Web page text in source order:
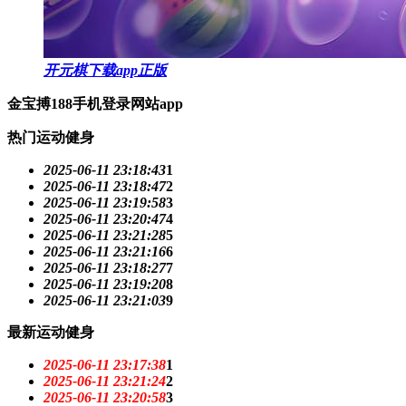
开元棋下载app正版
金宝搏188手机登录网站app
热门运动健身
2025-06-11 23:18:431
2025-06-11 23:18:472
2025-06-11 23:19:583
2025-06-11 23:20:474
2025-06-11 23:21:285
2025-06-11 23:21:166
2025-06-11 23:18:277
2025-06-11 23:19:208
2025-06-11 23:21:039
最新运动健身
2025-06-11 23:17:381
2025-06-11 23:21:242
2025-06-11 23:20:583